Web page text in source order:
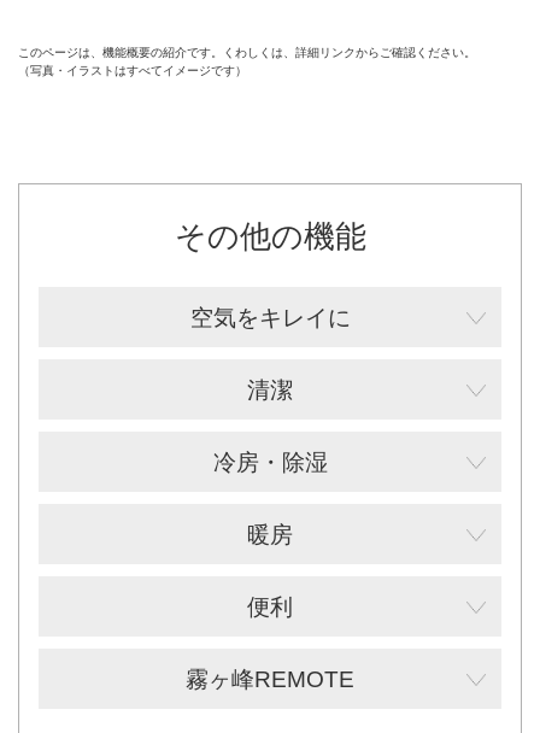
このページは、機能概要の紹介です。くわしくは、詳細リンクからご確認ください。
（写真・イラストはすべてイメージです）
その他の機能
空気をキレイに
清潔
冷房・除湿
暖房
便利
霧ヶ峰REMOTE